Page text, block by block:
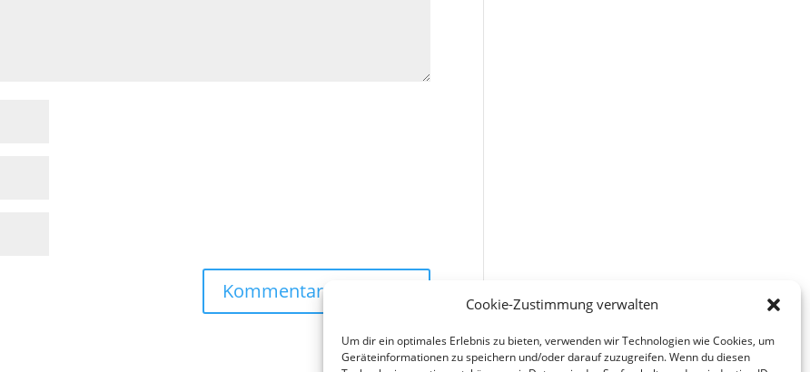
Cookie-Zustimmung verwalten
Um dir ein optimales Erlebnis zu bieten, verwenden wir Technologien wie Cookies, um
Geräteinformationen zu speichern und/oder darauf zuzugreifen. Wenn du diesen